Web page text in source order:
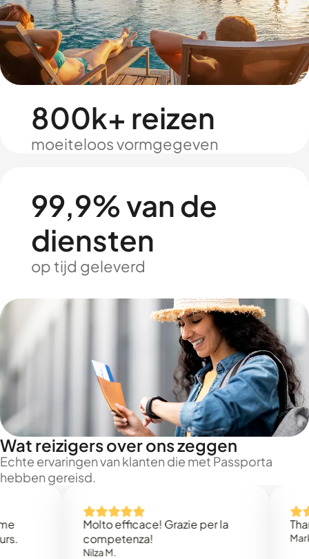
800k+ reizen
moeiteloos vormgegeven
99,9% van de
diensten
op tijd geleverd
Wat reizigers over ons zeggen
Echte ervaringen van klanten die met Passporta
hebben gereisd.
Molto efficace! Grazie per la
competenza!
Thank